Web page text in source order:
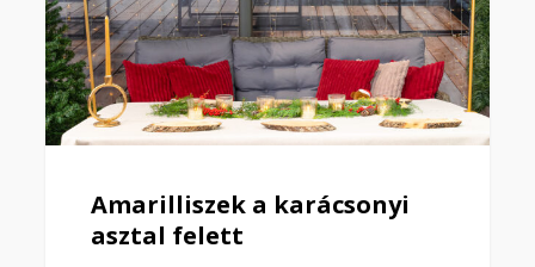
Amarilliszek a karácsonyi
asztal felett